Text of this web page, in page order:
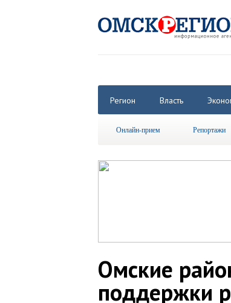
Регион Власть
Онлайн-прием Репортажи
Омские
поддержки